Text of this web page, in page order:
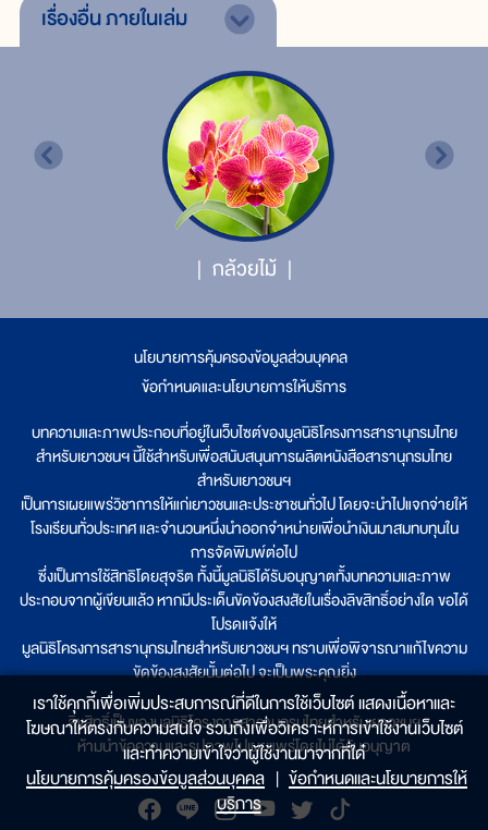
เรื่องอื่นภายในเล่ม
กล้วยไม้
นโยบายการคุ้มครองข้อมูลส่วนบุคคล
ข้อกำหนดและนโยบายการให้บริการ
บทความและภาพประกอบที่อยู่ในเว็บไซต์ของมูลนิธิโครงการสารานุกรมไทย
สำหรับเยาวชนฯ นี้ใช้สำหรับเพื่อสนับสนุนการผลิตหนังสือสารานุกรมไทย
สำหรับเยาวชนฯ
เป็นการเผยแพร่วิชาการให้แก่เยาวชนและประชาชนทั่วไป โดยจะนำไปแจกจ่ายให้
โรงเรียนทั่วประเทศ และจำนวนหนึ่งนำออกจำหน่ายเพื่อนำเงินมาสมทบทุนใน
การจัดพิมพ์ต่อไป
ซึ่งเป็นการใช้สิทธิโดยสุจริต ทั้งนี้มูลนิธิได้รับอนุญาตทั้งบทความและภาพ
ประกอบจากผู้เขียนแล้ว หากมีประเด็นขัดข้องสงสัยในเรื่องลิขสิทธิ์อย่างใด ขอได้
โปรดแจ้งให้
มูลนิธิโครงการสารานุกรมไทยสำหรับเยาวชนฯ ทราบเพื่อพิจารณาแก้ไขความ
ขัดข้องสงสัยนั้นต่อไป จะเป็นพระคุณยิ่ง
ลิขสิทธิ์เป็นของมูลนิธิโครงการสารานุกรมไทยสำหรับเยาวชนฯ
ห้ามนำข้อความและรูปภาพไปเผยแพร่โดยไม่ได้รับอนุญาต
เราใช้คุกกี้เพื่อเพิ่มประสบการณ์ที่ดีในการใช้เว็บไซต์ แสดงเนื้อหาและ
โฆษณาให้ตรงกับความสนใจ รวมถึงเพื่อวิเคราะห์การเข้าใช้งานเว็บไซต์
และทำความเข้าใจว่าผู้ใช้งานมาจากที่ใด๋
นโยบายการคุ้มครองข้อมูลส่วนบุคคล | ข้อกำหนดและนโยบายการให้
บริการ